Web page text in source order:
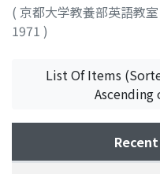
( 京都大学教養部英語教室
1971 )
List Of Items
Ascending